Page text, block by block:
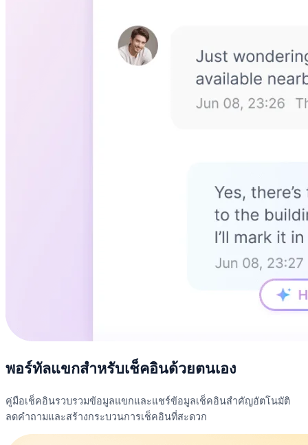
พอร์ทัลแขกสำหรับเช็คอินด้วยตนเอง
คู่มือเช็คอินรวบรวมข้อมูลแขกและแชร์ข้อมูลเช็คอินสำคัญอัตโนมัติ
ลดคำถามและสร้างกระบวนการเช็คอินที่สะดวก